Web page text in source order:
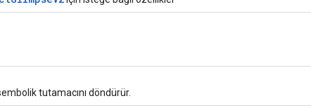
tutamacını döndürür.